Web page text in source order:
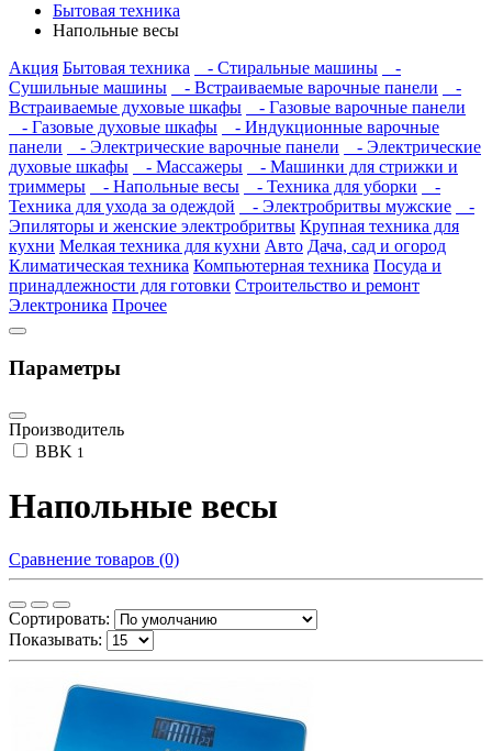
Бытовая техника
Напольные весы
Акция Бытовая техника - Стиральные машины
-
Сушильные машины
- Встраиваемые варочные панели
-
Встраиваемые духовые шкафы
- Газовые варочные панели
- Газовые духовые шкафы
- Индукционные варочные
панели
- Электрические варочные панели
- Электрические
духовые шкафы
- Массажеры
- Машинки для стрижки и
триммеры
- Напольные весы - Техника для уборки
-
Техника для ухода за одеждой
- Электробритвы мужские
-
Эпиляторы и женские электробритвы Крупная техника для
кухни Мелкая техника для кухни Авто Дача, сад и огород
Климатическая техника Компьютерная техника Посуда и
принадлежности для готовки Строительство и ремонт
Электроника Прочее
Параметры
Производитель
BBK 1
Напольные весы
Сравнение товаров (0)
Сортировать:
Показывать: